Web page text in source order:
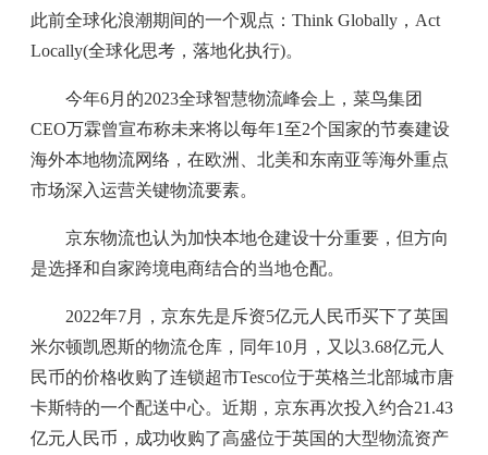
此前全球化浪潮期间的一个观点：Think Globally，Act
Locally(全球化思考，落地化执行)。
今年6月的2023全球智慧物流峰会上，菜鸟集团
CEO万霖曾宣布称未来将以每年1至2个国家的节奏建设
海外本地物流网络，在欧洲、北美和东南亚等海外重点
市场深入运营关键物流要素。
京东物流也认为加快本地仓建设十分重要，但方向
是选择和自家跨境电商结合的当地仓配。
2022年7月，京东先是斥资5亿元人民币买下了英国
米尔顿凯恩斯的物流仓库，同年10月，又以3.68亿元人
民币的价格收购了连锁超市Tesco位于英格兰北部城市唐
卡斯特的一个配送中心。近期，京东再次投入约合21.43
亿元人民币，成功收购了高盛位于英国的大型物流资产